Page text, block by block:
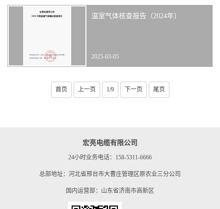
温室气体核查报告（2024年）
2025-03-05
首页 上一页 1/9 下一页 尾页
宏亮电缆有限公司
24小时业务电话：158-5311-6666
总部地址：河北省邢台市大曹庄管理区原农业三分公司
国内运营部：山东省济南市高新区